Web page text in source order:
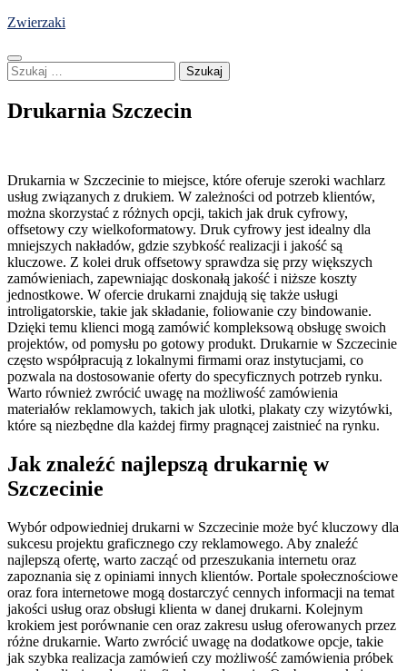
Skip
content
Zwierzaki
Szukaj:
Drukarnia Szczecin
Drukarnia w Szczecinie to miejsce, które oferuje szeroki wachlarz
usług związanych z drukiem. W zależności od potrzeb klientów,
można skorzystać z różnych opcji, takich jak druk cyfrowy,
offsetowy czy wielkoformatowy. Druk cyfrowy jest idealny dla
mniejszych nakładów, gdzie szybkość realizacji i jakość są
kluczowe. Z kolei druk offsetowy sprawdza się przy większych
zamówieniach, zapewniając doskonałą jakość i niższe koszty
jednostkowe. W ofercie drukarni znajdują się także usługi
introligatorskie, takie jak składanie, foliowanie czy bindowanie.
Dzięki temu klienci mogą zamówić kompleksową obsługę swoich
projektów, od pomysłu po gotowy produkt. Drukarnie w Szczecinie
często współpracują z lokalnymi firmami oraz instytucjami, co
pozwala na dostosowanie oferty do specyficznych potrzeb rynku.
Warto również zwrócić uwagę na możliwość zamówienia
materiałów reklamowych, takich jak ulotki, plakaty czy wizytówki,
które są niezbędne dla każdej firmy pragnącej zaistnieć na rynku.
Jak znaleźć najlepszą drukarnię w
Szczecinie
Wybór odpowiedniej drukarni w Szczecinie może być kluczowy dla
sukcesu projektu graficznego czy reklamowego. Aby znaleźć
najlepszą ofertę, warto zacząć od przeszukania internetu oraz
zapoznania się z opiniami innych klientów. Portale społecznościowe
oraz fora internetowe mogą dostarczyć cennych informacji na temat
jakości usług oraz obsługi klienta w danej drukarni. Kolejnym
krokiem jest porównanie cen oraz zakresu usług oferowanych przez
różne drukarnie. Warto zwrócić uwagę na dodatkowe opcje, takie
jak szybka realizacja zamówień czy możliwość zamówienia próbek